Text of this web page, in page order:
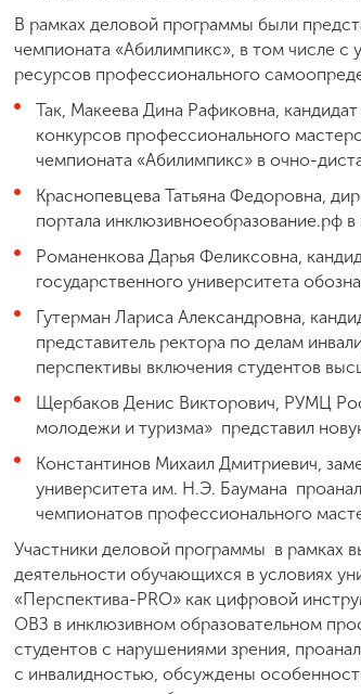
В рамках деловой программы были
чемпионата «Абилимпикс», в том числе с
ресурсов профессионального
Так, Макеева Дина Рафиковна,
конкурсов профессионального
чемпионата «Абилимпикс» в очно-
Краснопевцева Татьяна Федоровна,
портала инклюзивноеобразование.рф
Романенкова Дарья Феликсовна,
государственного университета
Гутерман Лариса Александровна,
представитель ректора по делам
перспективы включения студентов
Щербаков Денис Викторович, РУМЦ
молодежи и туризма» представил
Константинов Михаил Дмитриевич,
университета им. Н.Э. Баумана
чемпионатов профессионального
Участники деловой программы в рамках
деятельности обучающихся в условиях
«Перспектива-PRO» как цифровой
ОВЗ в инклюзивном образовательном
студентов с нарушениями зрения,
с инвалидностью, обсуждены